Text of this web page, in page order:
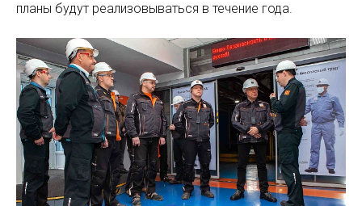
планы будут реализовываться в течение года.